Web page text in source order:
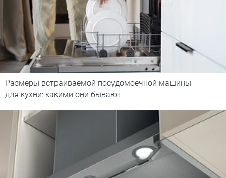
Размеры встраиваемой посудомоечной машины
для кухни: какими они бывают